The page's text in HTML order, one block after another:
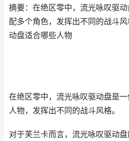
摘要：在绝区零中，流光咏叹驱
配多个角色，发挥出不同的战斗
动盘适合哪些人物
在绝区零中，流光咏叹驱动盘是
人物，发挥出不同的战斗风格。
对于芙兰卡而言，流光咏叹驱动